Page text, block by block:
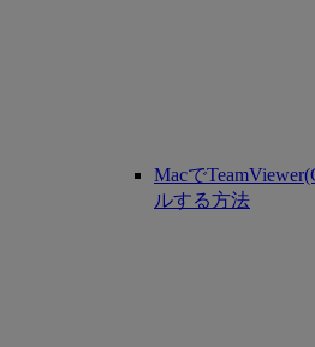
Macで
ルする方法